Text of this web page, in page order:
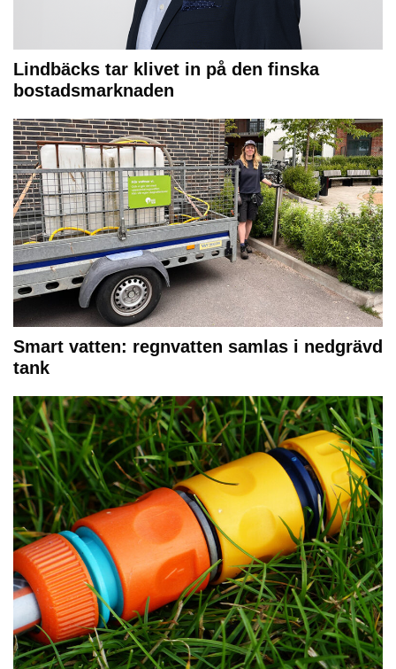
Lindbäcks tar klivet in på den finska
bostadsmarknaden
Smart vatten: regnvatten samlas i nedgrävd
tank